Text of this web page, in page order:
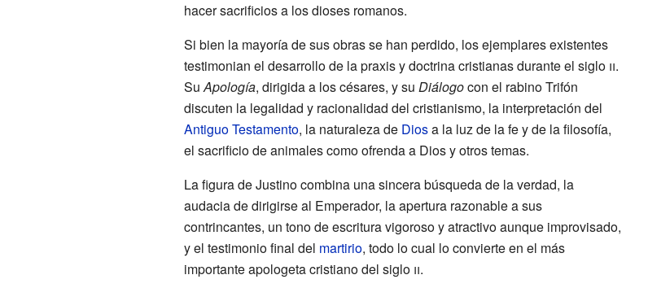
hacer sacrificios a los dioses romanos.
Si bien la mayoría de sus obras se han perdido, los ejemplares existentes
testimonian el desarrollo de la praxis y doctrina cristianas durante el siglo ii.
SuApología, dirigida a los césares, y su Diálogocon el rabino Trifón
discuten la legalidad y racionalidad del cristianismo, la interpretación del
Antiguo Testamento, la naturaleza de Diosa la luz de la fe y de la filosofía,
el sacrificio de animales como ofrenda a Dios y otros temas.
La figura de Justino combina una sincera búsqueda de la verdad, la
audacia de dirigirse al Emperador, la apertura razonable a sus
contrincantes, un tono de escritura vigoroso y atractivo aunque improvisado,
y el testimonio final del martirio, todo lo cual lo convierte en el más
importante apologeta cristiano del siglo ii.